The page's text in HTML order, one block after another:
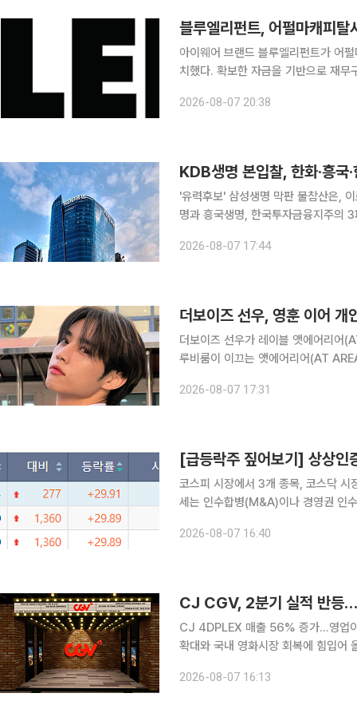
블루엘리펀트, 어펄마캐피
아이웨어 브랜드 블루엘리펀트가 어
치했다. 확보한 자금을 기반으로 재
와 1000억원 규모의 투자계약을 체
2026-08-07 20:38
KDB생명 본입찰, 한화·흥국
'유력후보' 삼성생명 막판 불참산은, 이르면 이달 우협 선정
명과 흥국생명, 한국투자금융지주의
KDB생명 본입찰에 한화생명, 흥국생
2026-08-07 17:44
더보이즈 선우, 영훈 이어
더보이즈 선우가 레이블 앳에어리어(AT
루비룸이 이끄는 앳에어리어(AT
계약이 마무리된 만큼 앳에어리어에
2026-08-07 17:31
코스피 시장에서 3개 종목, 코스닥 시
세는 인수합병(M&A)이나 경영권 인수 등 호
상상인증권(1203원)은 2거래일 연속
2026-08-07 16:40
CJ CGV, 2분기 실적 반등
CJ 4DPLEX 매출 56% 증가…영업이익 83억원 기록 CJ CGV
확대와 국내 영화시장 회복에 힘입어
CGV에 따르면 2분기 연결기준 세전
2026-08-07 16:13